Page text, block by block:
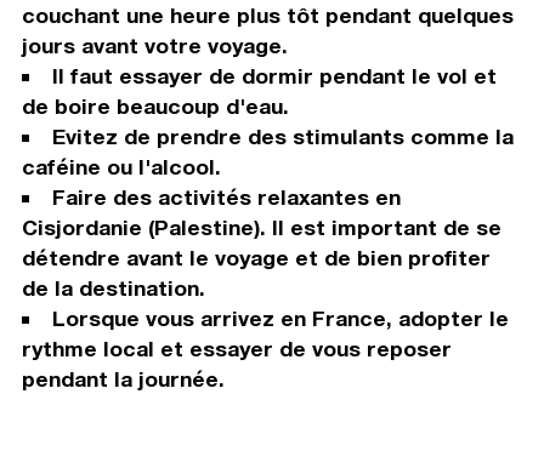
couchant une heure plus tôt pendant quelques
jours avant votre voyage.
Il faut essayer de dormir pendant le vol et
de boire beaucoup d'eau.
Evitez de prendre des stimulants comme la
caféine ou l'alcool.
Faire des activités relaxantes en
Cisjordanie (Palestine). Il est important de se
détendre avant le voyage et de bien profiter
de la destination.
Lorsque vous arrivez en France, adopter le
rythme local et essayer de vous reposer
pendant la journée.